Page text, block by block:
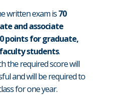
written exam is70
and associate
points for graduate,
students.
the required score will
and will be required to
for one year.